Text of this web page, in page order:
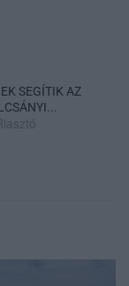
SEGÍTIK AZ